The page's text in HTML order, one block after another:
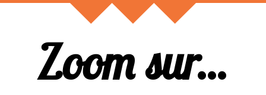
Zoom sur...